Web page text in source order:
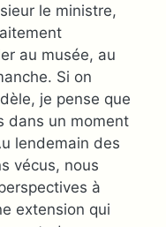
le ministre,
au musée, au
Si on
je pense que
dans un moment
lendemain des
vécus, nous
à
extension qui